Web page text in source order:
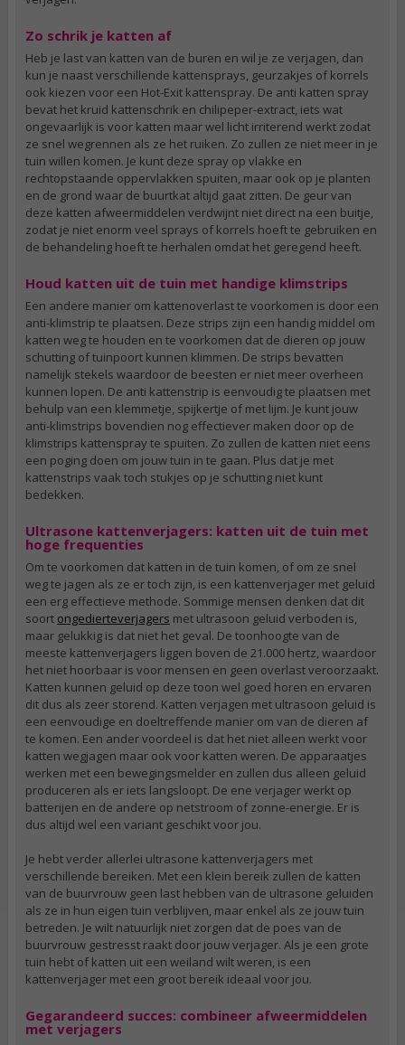
Zo schrik je katten af
Heb je last van katten van de buren en wil je ze verjagen, dan
kun je naast verschillende kattensprays, geurzakjes of korrels
ook kiezen voor een Hot-Exit kattenspray. De anti katten spray
bevat het kruid kattenschrik en chilipeper-extract, iets wat
ongevaarlijk is voor katten maar wel licht irriterend werkt zodat
ze snel wegrennen als ze het ruiken. Zo zullen ze niet meer in je
tuin willen komen. Je kunt deze spray op vlakke en
rechtopstaande oppervlakken spuiten, maar ook op je planten
en de grond waar de buurtkat altijd gaat zitten. De geur van
deze katten afweermiddelen verdwijnt niet direct na een buitje,
zodat je niet enorm veel sprays of korrels hoeft te gebruiken en
de behandeling hoeft te herhalen omdat het geregend heeft.
Houd katten uit de tuin met handige klimstrips
Een andere manier om kattenoverlast te voorkomen is door een
anti-klimstrip te plaatsen. Deze strips zijn een handig middel om
katten weg te houden en te voorkomen dat de dieren op jouw
schutting of tuinpoort kunnen klimmen. De strips bevatten
namelijk stekels waardoor de beesten er niet meer overheen
kunnen lopen. De anti kattenstrip is eenvoudig te plaatsen met
behulp van een klemmetje, spijkertje of met lijm. Je kunt jouw
anti-klimstrips bovendien nog effectiever maken door op de
klimstrips kattenspray te spuiten. Zo zullen de katten niet eens
een poging doen om jouw tuin in te gaan. Plus dat je met
kattenstrips vaak toch stukjes op je schutting niet kunt
bedekken.
Ultrasone kattenverjagers: katten uit de tuin met
hoge frequenties
Om te voorkomen dat katten in de tuin komen, of om ze snel
weg te jagen als ze er toch zijn, is een kattenverjager met geluid
een erg effectieve methode. Sommige mensen denken dat dit
soort ongedierteverjagers met ultrasoon geluid verboden is,
maar gelukkig is dat niet het geval. De toonhoogte van de
meeste kattenverjagers liggen boven de 21.000 hertz, waardoor
het niet hoorbaar is voor mensen en geen overlast veroorzaakt.
Katten kunnen geluid op deze toon wel goed horen en ervaren
dit dus als zeer storend. Katten verjagen met ultrasoon geluid is
een eenvoudige en doeltreffende manier om van de dieren af
te komen. Een ander voordeel is dat het niet alleen werkt voor
katten wegjagen maar ook voor katten weren. De apparaatjes
werken met een bewegingsmelder en zullen dus alleen geluid
produceren als er iets langsloopt. De ene verjager werkt op
batterijen en de andere op netstroom of zonne-energie. Er is
dus altijd wel een variant geschikt voor jou.
Je hebt verder allerlei ultrasone kattenverjagers met
verschillende bereiken. Met een klein bereik zullen de katten
van de buurvrouw geen last hebben van de ultrasone geluiden
als ze in hun eigen tuin verblijven, maar enkel als ze jouw tuin
betreden. Je wilt natuurlijk niet zorgen dat de poes van de
buurvrouw gestresst raakt door jouw verjager. Als je een grote
tuin hebt of katten uit een weiland wilt weren, is een
kattenverjager met een groot bereik ideaal voor jou.
Gegarandeerd succes: combineer afweermiddelen
met verjagers